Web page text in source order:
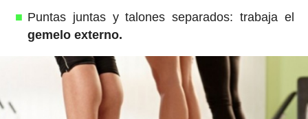
Puntas juntas y talones separados: trabaja el
gemelo externo.